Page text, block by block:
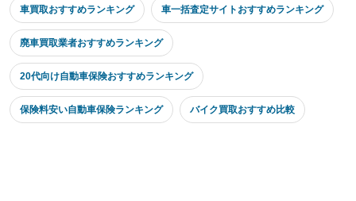
車買取おすすめランキング 車一括査定サイトおすすめランキング
廃車買取業者おすすめランキング
20代向け自動車保険おすすめランキング
保険料安い自動車保険ランキング バイク買取おすすめ比較